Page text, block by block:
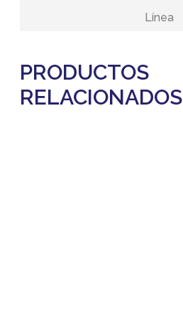
Línea
PRODUCTOS
RELACIONADOS